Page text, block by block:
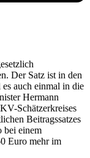
Der Satz ist in den
es auch einmal in die
Hermann
Schätzerkreises
Beitragssatzes
bei einem
Euro mehr im